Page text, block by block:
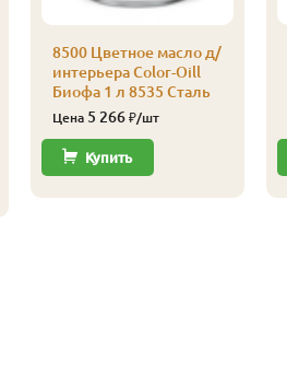
8500 Цветное масло д/
интерьера Color-Oill
Биофа 1 л 8535 Сталь
Цена 5 266₽/шт
Купить